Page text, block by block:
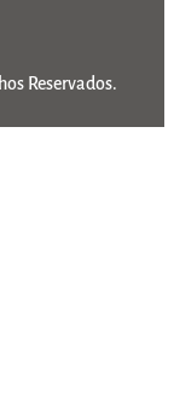
Reservados.